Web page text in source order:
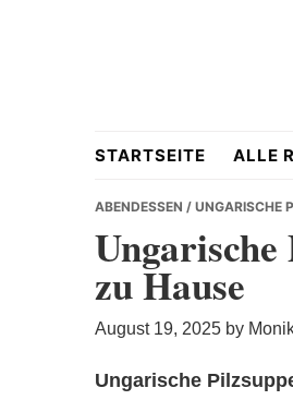
&
STARTSEITE ALLE
ABENDESSEN / UNGARISCHE
Ungarische
zu Hause
August 19, 2025 by
Ungarische